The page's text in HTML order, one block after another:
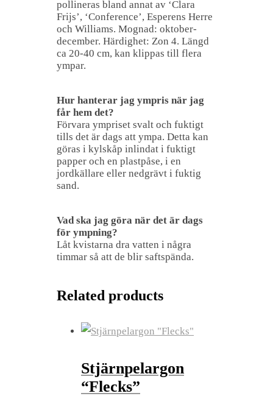
pollineras bland annat av ‘Clara
Frijs’, ‘Conference’, Esperens Herre
och Williams. Mognad: oktober-
december. Härdighet: Zon 4. Längd
ca 20-40 cm, kan klippas till flera
ympar.
Hur hanterar jag ympris när jag
får hem det?
Förvara ympriset svalt och fuktigt
tills det är dags att ympa. Detta kan
göras i kylskåp inlindat i fuktigt
papper och en plastpåse, i en
jordkällare eller nedgrävt i fuktig
sand.
Vad ska jag göra när det är dags
för ympning?
Låt kvistarna dra vatten i några
timmar så att de blir saftspända.
Related products
Stjärnpelargon
“Flecks”